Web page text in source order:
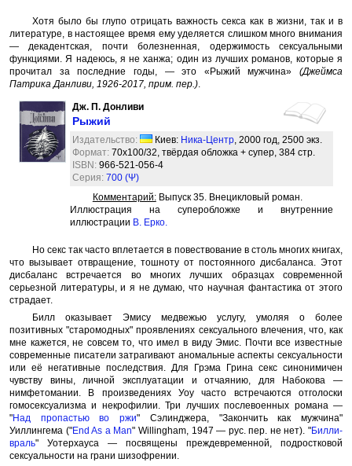
Хотя было бы глупо отрицать важность секса как в жизни, так и в
литературе, в настоящее время ему уделяется слишком много внимания
— декадентская, почти болезненная, одержимость сексуальными
функциями. Я надеюсь, я не ханжа; один из лучших романов, которые я
прочитал за последние годы, — это «Рыжий мужчина» (Джеймса
Патрика Данливи, 1926-2017, прим. пер.).
Дж. П. Донливи
Рыжий
Издательство: Киев: Ника-Центр, 2000 год, 2500 экз.
Формат: 70x100/32, твёрдая обложка + супер, 384 стр.
ISBN: 966-521-056-4
Серия: 700 (Ψ)
Комментарий:Выпуск 35. Внецикловый роман.
Иллюстрация на суперобложке и внутренние
иллюстрации В. Ерко.
Но секс так часто вплетается в повествование в столь многих книгах,
что вызывает отвращение, тошноту от постоянного дисбаланса. Этот
дисбаланс встречается во многих лучших образцах современной
серьезной литературы, и я не думаю, что научная фантастика от этого
страдает.
Билл оказывает Эмису медвежью услугу, умоляя о более
позитивных "старомодных" проявлениях сексуального влечения, что, как
мне кажется, не совсем то, что имел в виду Эмис. Почти все известные
современные писатели затрагивают аномальные аспекты сексуальности
или её негативные последствия. Для Грэма Грина секс синонимичен
чувству вины, личной эксплуатации и отчаянию, для Набокова —
нимфетомании. В произведениях Уоу часто встречаются отголоски
гомосексуализма и некрофилии. Три лучших послевоенных романа —
"Над пропастью во ржи" Сэлинджера, "Закончить как мужчина"
Уиллингема ("End As a Man" Willingham, 1947 — рус. пер. не нет). "Билли-
враль" Уотерхауса — посвящены преждевременной, подростковой
сексуальности на грани шизофрении.